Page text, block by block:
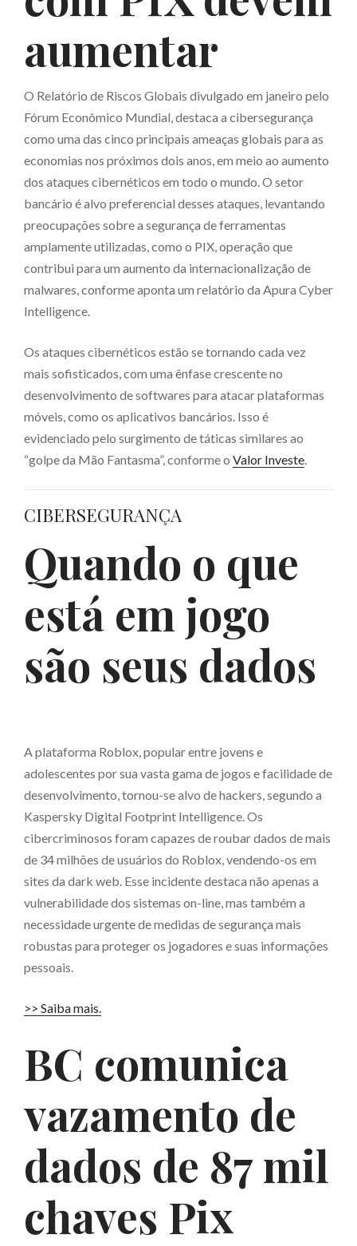
aumentar
O Relatório de Riscos Globais divulgado em janeiro pelo
Fórum Econômico Mundial, destaca a cibersegurança
como uma das cinco principais ameaças globais para as
economias nos próximos dois anos, em meio ao aumento
dos ataques cibernéticos em todo o mundo. O setor
bancário é alvo preferencial desses ataques, levantando
preocupações sobre a segurança de ferramentas
amplamente utilizadas, como o PIX, operação que
contribui para um aumento da internacionalização de
malwares, conforme aponta um relatório da Apura Cyber
Intelligence.
Os ataques cibernéticos estão se tornando cada vez
mais sofisticados, com uma ênfase crescente no
desenvolvimento de softwares para atacar plataformas
móveis, como os aplicativos bancários. Isso é
evidenciado pelo surgimento de táticas similares ao
“golpe da Mão Fantasma”, conforme o Valor Investe
CIBERSEGURANÇA
Quando o que
está em jogo
são seus dados
A plataforma Roblox, popular entre jovens e
adolescentes por sua vasta gama de jogos e facilidade de
desenvolvimento, tornou-se alvo de hackers, segundo a
Kaspersky Digital Footprint Intelligence. Os
cibercriminosos foram capazes de roubar dados de mais
de 34 milhões de usuários do Roblox, vendendo-os em
sites da dark web. Esse incidente destaca não apenas a
vulnerabilidade dos sistemas on-line, mas também a
necessidade urgente de medidas de segurança mais
robustas para proteger os jogadores e suas informações
pessoais.
>> Saiba mais.
BC comunica
vazamento de
dados de 87 mil
chaves Pix